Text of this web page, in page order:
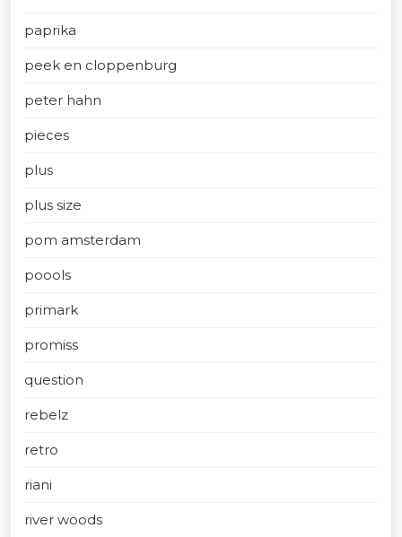
paprika
peek en cloppenburg
peter hahn
pieces
plus
plus size
pom amsterdam
poools
primark
promiss
question
rebelz
retro
riani
river woods